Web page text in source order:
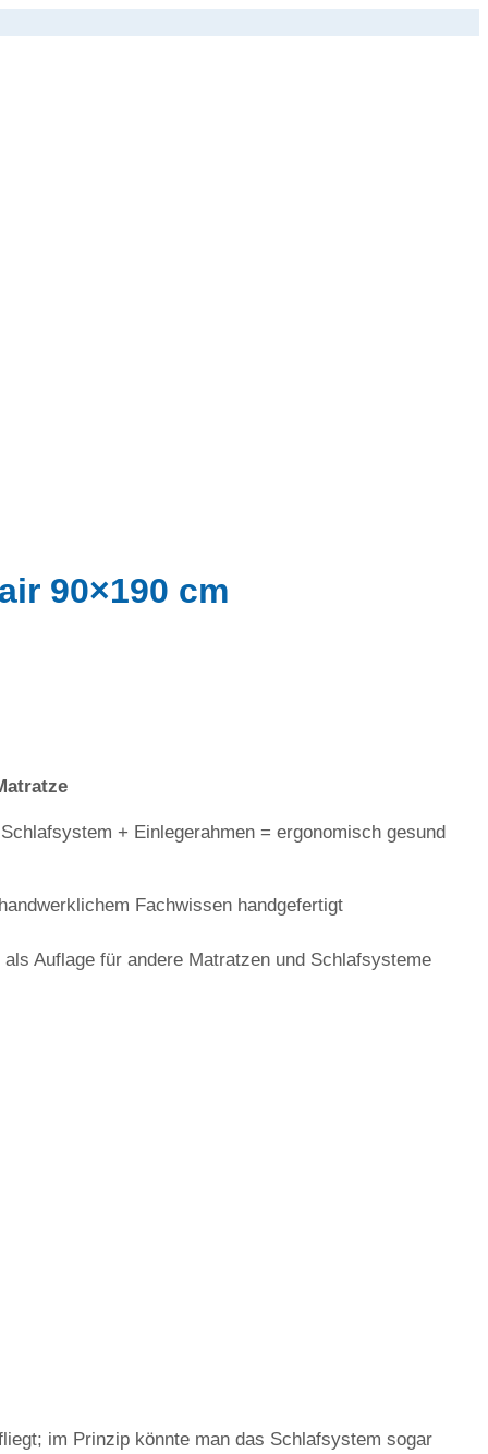
90×190 cm
+ Einlegerahmen = ergonomisch gesund
Fachwissen handgefertigt
Auflage für andere Matratzen und Schlafsysteme
im Prinzip könnte man das Schlafsystem sogar